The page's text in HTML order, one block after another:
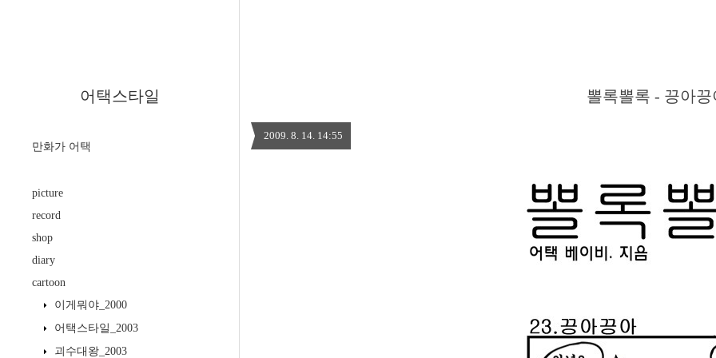
어택스타일
만화가 어택
picture
record
shop
diary
cartoon
이게뭐야_2000
어택스타일_2003
괴수대왕_2003
뽈록뽈록 - 끙아끙
2009. 8. 14. 14:55